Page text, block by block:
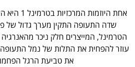
אחת
שדה התעופה התקין מערך גדול של
הטרמינל, המייצרים חלק ניכר
עוזר להפחית את התלות של נמל התעופה
את טביעת הרגל